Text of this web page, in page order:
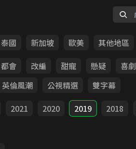
泰國 新加坡 歐美
其他地區
都會 改編 甜寵 懸疑 喜劇
英倫風潮 公視精選
雙字幕
2021 2020 2019 2018